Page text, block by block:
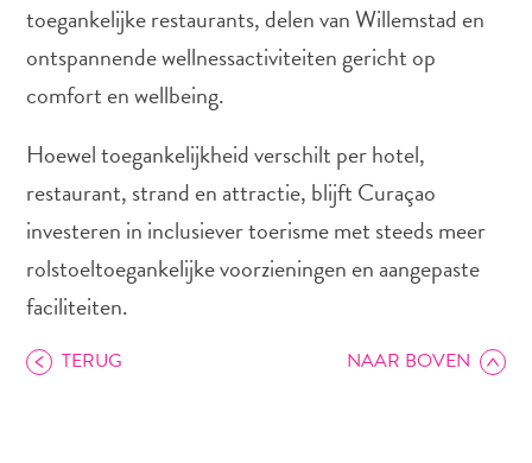
toegankelijke restaurants, delen van Willemstad en
ontspannende wellnessactiviteiten gericht op
comfort en wellbeing.
Hoewel toegankelijkheid verschilt per hotel,
restaurant, strand en attractie, blijft Curaçao
investeren in inclusiever toerisme met steeds meer
rolstoeltoegankelijke voorzieningen en aangepaste
faciliteiten.
NAAR BOVEN
TERUG